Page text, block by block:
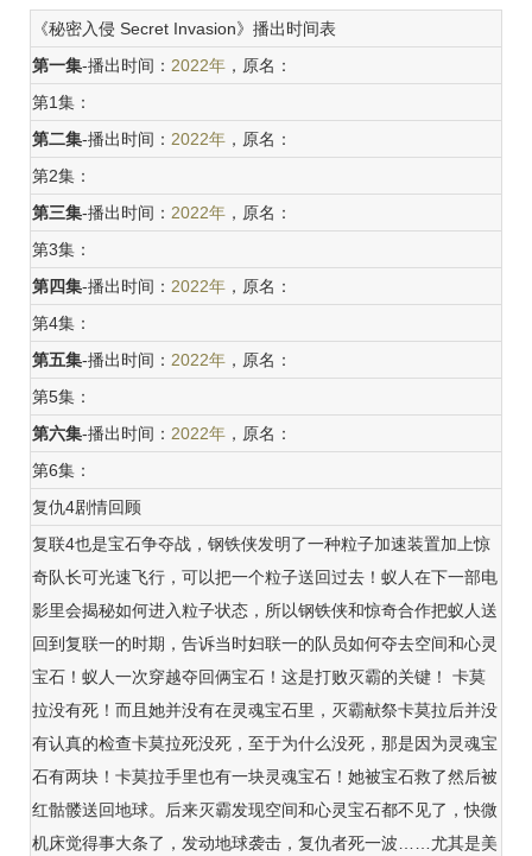
《秘密入侵 Secret Invasion》播出时间表
第一集-播出时间： 2022年 ，原名：
第1集：
第二集-播出时间： 2022年 ，原名：
第2集：
第三集-播出时间： 2022年 ，原名：
第3集：
第四集-播出时间： 2022年 ，原名：
第4集：
第五集-播出时间： 2022年 ，原名：
第5集：
第六集-播出时间： 2022年 ，原名：
第6集：
复仇4剧情回顾
复联4也是宝石争夺战，钢铁侠发明了一种粒子加速装置加上惊
奇队长可光速飞行，可以把一个粒子送回过去！蚁人在下一部电
影里会揭秘如何进入粒子状态，所以钢铁侠和惊奇合作把蚁人送
回到复联一的时期，告诉当时妇联一的队员如何夺去空间和心灵
宝石！蚁人一次穿越夺回俩宝石！这是打败灭霸的关键！ 卡莫
拉没有死！而且她并没有在灵魂宝石里，灭霸献祭卡莫拉后并没
有认真的检查卡莫拉死没死，至于为什么没死，那是因为灵魂宝
石有两块！卡莫拉手里也有一块灵魂宝石！她被宝石救了然后被
红骷髅送回地球。后来灭霸发现空间和心灵宝石都不见了，快微
机床觉得事大条了，发动地球袭击，复仇者死一波……尤其是美